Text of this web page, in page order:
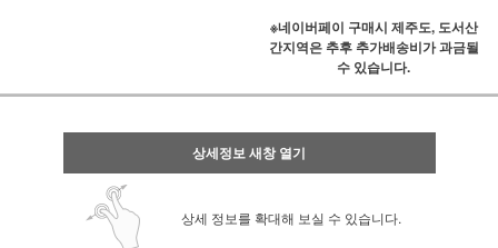
※네이버페이 구매시 제주도, 도서산
간지역은 추후 추가배송비가 과금될
수 있습니다.
상세정보 새창 열기
상세 정보를 확대해 보실 수 있습니다.